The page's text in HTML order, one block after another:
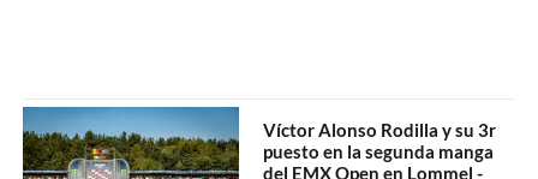
Víctor Alonso Rodilla y su 3r
puesto en la segunda manga
del EMX Open en Lommel -